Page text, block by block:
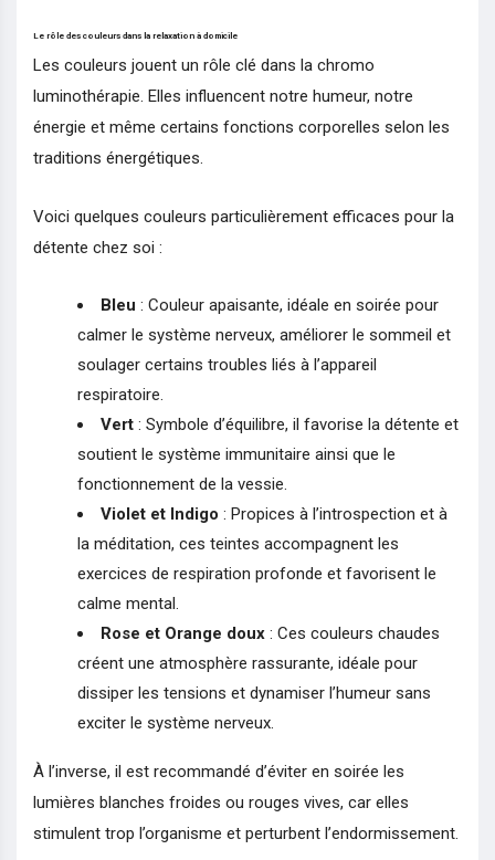
Le rôle des couleurs dans la relaxation à domicile
Les couleurs jouent un rôle clé dans la chromo
luminothérapie. Elles influencent notre humeur, notre
énergie et même certains fonctions corporelles selon les
traditions énergétiques.
Voici quelques couleurs particulièrement efficaces pour la
détente chez soi :
Bleu : Couleur apaisante, idéale en soirée pour
calmer le système nerveux, améliorer le sommeil et
soulager certains troubles liés à l’appareil
respiratoire.
Vert : Symbole d’équilibre, il favorise la détente et
soutient le système immunitaire ainsi que le
fonctionnement de la vessie.
Violet et Indigo : Propices à l’introspection et à
la méditation, ces teintes accompagnent les
exercices de respiration profonde et favorisent le
calme mental.
Rose et Orange doux : Ces couleurs chaudes
créent une atmosphère rassurante, idéale pour
dissiper les tensions et dynamiser l’humeur sans
exciter le système nerveux.
À l’inverse, il est recommandé d’éviter en soirée les
lumières blanches froides ou rouges vives, car elles
stimulent trop l’organisme et perturbent l’endormissement.